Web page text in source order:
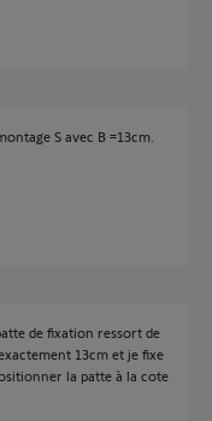
S avec B =13cm.
de fixation ressort de
13cm et je fixe
la patte à la cote